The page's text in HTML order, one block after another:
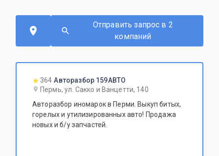
Отправить запрос в 2
компаний
364 Авторазбор 159АВТО
Пермь, ул. Сакко и Ванцетти, 140
Авторазбор иномарок в Перми. Выкуп битых,
горелых и утилизированных авто! Продажа
новых и б/у запчастей.